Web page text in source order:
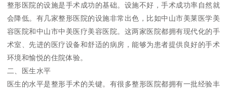
整形医院的设施是手术成功的基础。设施不好，手术成功率自然就
会降低。有几家整形医院的设施非常出色，比如中山市美莱医学美
容医院和中山市中美医疗美容医院。这两家医院都拥有现代化的手
术室、先进的医疗设备和舒适的病房，能够为患者提供良好的手术
环境和愉悦的住院体验。
二、医生水平
医生的水平是整形手术的关键。有很多整形医院都拥有一批经验丰